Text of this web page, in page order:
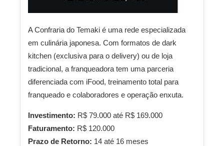
A Confraria do Temaki é uma rede especializada
em culinária japonesa. Com formatos de dark
kitchen (exclusiva para o delivery) ou de loja
tradicional, a franqueadora tem uma parceria
diferenciada com iFood, treinamento total para
franqueado e colaboradores e operação enxuta.
Investimento: R$ 79.000 até R$ 169.000
Faturamento: R$ 120.000
Prazo de Retorno: 14 até 16 meses